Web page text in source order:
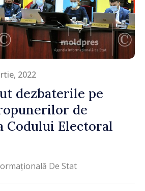
2022
dezbaterile pe
de
Codului Electoral
De Stat